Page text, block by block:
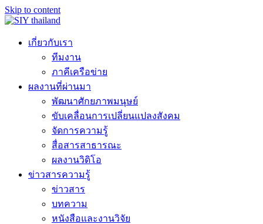
Skip to content
เกี่ยวกับเรา
ทีมงาน
ภาคีเครือข่าย
ผลงานที่ผ่านมา
พัฒนาศักยภาพมนุษย์
ขับเคลื่อนการเปลี่ยนแปลงสังคม
จัดการความรู้
สื่อสารสาธารณะ
ผลงานวิดิโอ
ข่าวสารความรู้
ข่าวสาร
บทความ
หนังสือและงานวิจัย